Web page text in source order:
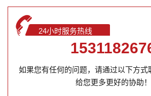
24小时服务热线
如果您有任何的问题，请通过以下方式
给您更多更好的协助！